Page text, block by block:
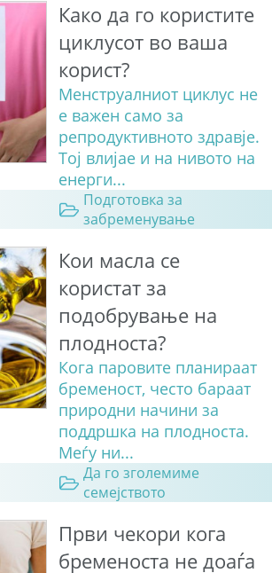
Како да го користите
циклусот во ваша
корист?
Менструалниот циклус не
е важен само за
репродуктивното здравје.
Тој влијае и на нивото на
енерги...
Подготовка за
забременување
Кои масла се
користат за
подобрување на
плодноста?
Кога паровите планираат
бременост, често бараат
природни начини за
поддршка на плодноста.
Меѓу ни...
Да го зголемиме
семејството
Први чекори кога
бременоста не доаѓа